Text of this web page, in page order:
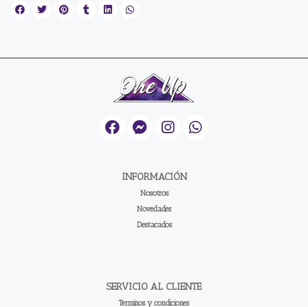
INFORMACIÓN
Nosotros
Novedades
Destacados
SERVICIO AL CLIENTE
Terminos y condiciones